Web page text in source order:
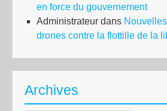
en force du gouvernement
Administrateur dans
drones contre la flottille de la
Archives